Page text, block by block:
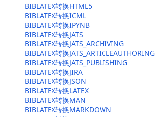
BIBLATEX转换HTML5
BIBLATEX转换ICML
BIBLATEX转换IPYNB
BIBLATEX转换JATS
BIBLATEX转换JATS_ARCHIVING
BIBLATEX转换JATS_ARTICLEAUTHORING
BIBLATEX转换JATS_PUBLISHING
BIBLATEX转换JIRA
BIBLATEX转换JSON
BIBLATEX转换LATEX
BIBLATEX转换MAN
BIBLATEX转换MARKDOWN